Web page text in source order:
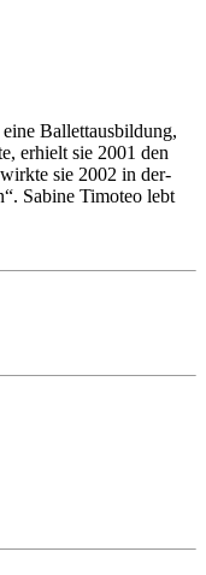
Ballettausbildung,
erhielt sie 2001 den
sie 2002 in der-
Sabine Timoteo lebt